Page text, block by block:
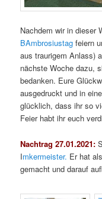
Nachdem wir in dieser
BAmbrosiustag feiern
aus traurigem Anlass)
nächste Woche dazu,
bedanken. Eure
ausgedruckt und in
glücklich, dass ihr so
Feier habt ihr euch
Nachtrag 27.01.2021:
Imkermeister. Er hat
gemacht und darauf